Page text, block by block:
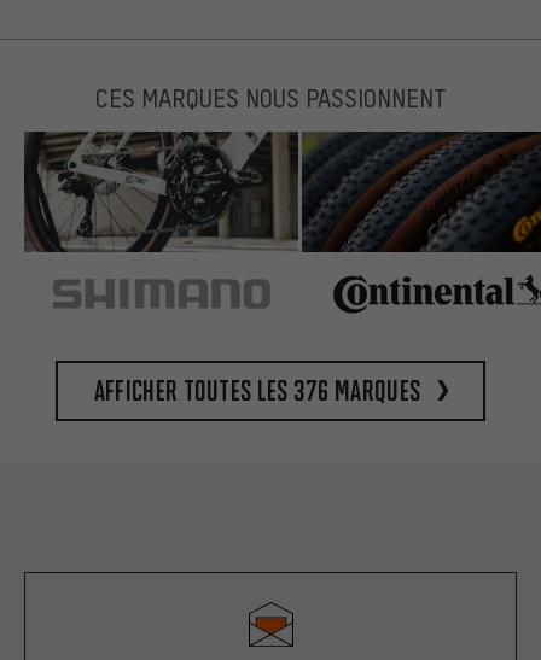
CES MARQUES NOUS PASSIONNENT
Afficher toutes les 376 marques